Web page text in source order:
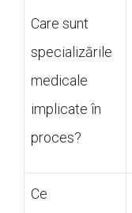
Care sunt
specializările
medicale
implicate în
proces?
Ce